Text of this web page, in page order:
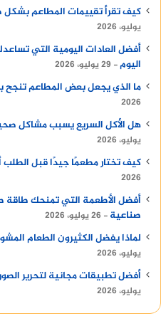
كيف تقرأ تقييمات المطاعم بشكل
يوليو، 2026
أفضل العادات اليومية التي
اليوم
29 يوليو، 2026
ما الذي يجعل بعض المطاعم تنجح
2026
هل الأكل السريع يسبب مشاكل
يوليو، 2026
كيف تختار مطعمًا جيدًا قبل الطلب
2026
أفضل الأطعمة التي تمنحك طاقة
صناعية
26 يوليو، 2026
لماذا يفضل الكثيرون الطعام
يوليو، 2026
أفضل تطبيقات مجانية لتحرير
يوليو، 2026